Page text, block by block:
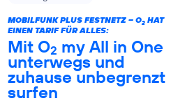
MOBILFUNK PLUS FESTNETZ – O2HAT
EINEN TARIF FÜR ALLES:
Mit O2 my All in One
unterwegs und
zuhause unbegrenzt
surfen